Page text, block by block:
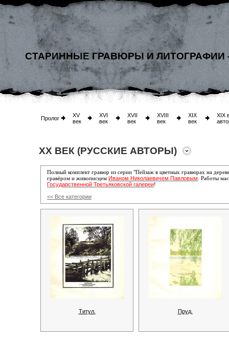
СТАРИННЫЕ ГРАВЮРЫ И ЛИТОГРАФИИ
Пролог
XV
век
XVI
век
XVII
век
XVIII
век
XIX
век
XIX
XX ВЕК (РУССКИЕ АВТОРЫ)
Полный комплект гравюр из серии "Пейзаж в цветных гравюрах на
гравёром и живописцем Иваном Николаевичем Павловым . Работы
Государственной Третьяковской галереи!
<< Все категории
Титул. Пруд.